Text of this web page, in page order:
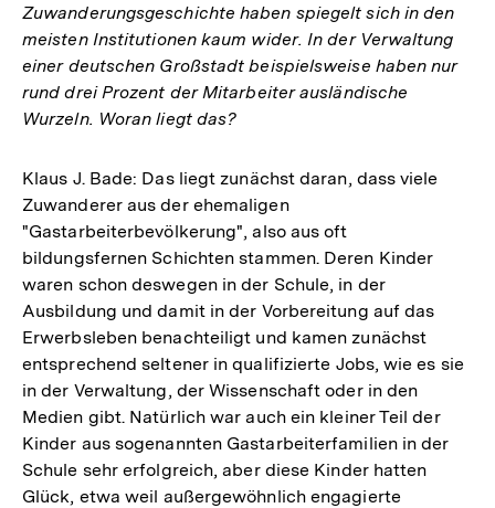
Zuwanderungsgeschichte haben spiegelt sich in den
meisten Institutionen kaum wider. In der Verwaltung
einer deutschen Großstadt beispielsweise haben nur
rund drei Prozent der Mitarbeiter ausländische
Wurzeln. Woran liegt das?
Klaus J. Bade: Das liegt zunächst daran, dass viele
Zuwanderer aus der ehemaligen
"Gastarbeiterbevölkerung", also aus oft
bildungsfernen Schichten stammen. Deren Kinder
waren schon deswegen in der Schule, in der
Ausbildung und damit in der Vorbereitung auf das
Erwerbsleben benachteiligt und kamen zunächst
entsprechend seltener in qualifizierte Jobs, wie es sie
in der Verwaltung, der Wissenschaft oder in den
Medien gibt. Natürlich war auch ein kleiner Teil der
Kinder aus sogenannten Gastarbeiterfamilien in der
Schule sehr erfolgreich, aber diese Kinder hatten
Glück, etwa weil außergewöhnlich engagierte